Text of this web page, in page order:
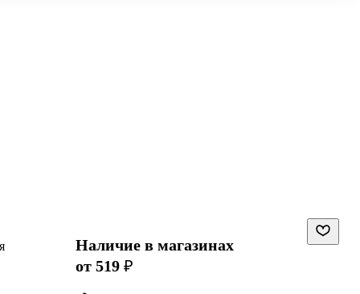
Наличие в магазинах
от 519 ₽